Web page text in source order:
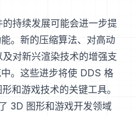
持续发展可能会进一步提
。新的压缩算法、对高动
对新兴渲染技术的增强支
。这些进步将使 DDS 格
和游戏技术的关键工具。
3D 图形和游戏开发领域